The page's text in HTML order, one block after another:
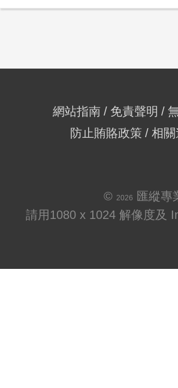
網站指南 免責聲明
防止賄賂政策
相關
© 2026
匯縱專
請用1080 x 1024 解像度及